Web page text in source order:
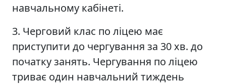
навчальному кабінеті.
3. Черговий клас по ліцею має
приступити до чергування за 30 хв. до
початку занять. Чергування по ліцею
триває один навчальний тиждень